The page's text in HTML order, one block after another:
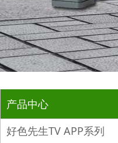
产品中心
好色先生TV APP系列